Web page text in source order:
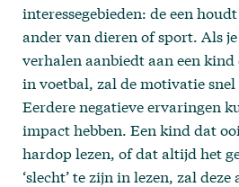
interessegebieden: de een
ander van dieren of sport. Als
verhalen aanbiedt aan een kind
in voetbal, zal de motivatie
Eerdere negatieve ervaringen
impact hebben. Een kind dat
hardop lezen, of dat altijd het
‘slecht’ te zijn in lezen, zal